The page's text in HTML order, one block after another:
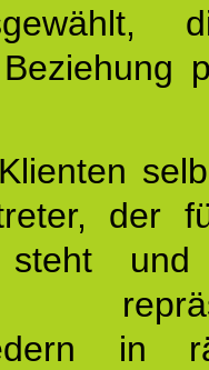
der
steht
in